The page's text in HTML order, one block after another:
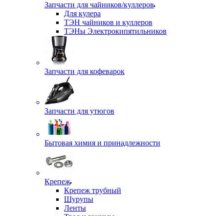
Запчасти для чайников/куллеров
Для кулера
ТЭН чайников и куллеров
ТЭНы Электрокипятильников
Запчасти для кофеварок
Запчасти для утюгов
Бытовая химия и принадлежности
Крепеж
Крепеж трубный
Шурупы
Ленты